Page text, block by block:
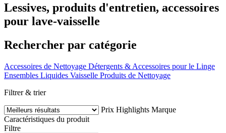
Lessives, produits d'entretien, accessoires
pour lave-vaisselle
Rechercher par catégorie
Accessoires de Nettoyage Détergents & Accessoires pour le Linge
Ensembles Liquides Vaisselle Produits de Nettoyage
Filtrer & trier
Prix Highlights Marque
Caractéristiques du produit
Filtre